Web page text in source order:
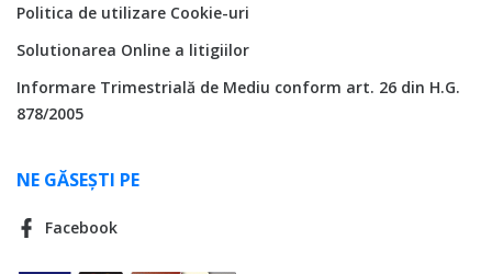
Politica de utilizare Cookie-uri
Solutionarea Online a litigiilor
Informare Trimestrială de Mediu conform art. 26 din H.G.
878/2005
NE GĂSEȘTI PE
Facebook